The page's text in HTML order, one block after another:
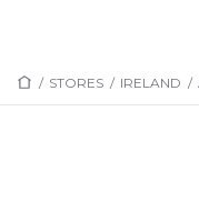
/ STORES / IRELAND /